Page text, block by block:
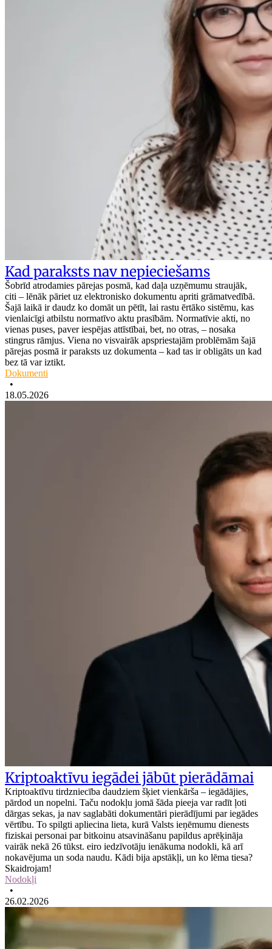
Kad paraksts nav nepieciešams
Šobrīd atrodamies pārejas posmā, kad daļa uzņēmumu straujāk,
citi – lēnāk pāriet uz elektronisko dokumentu apriti grāmatvedībā.
Šajā laikā ir daudz ko domāt un pētīt, lai rastu ērtāko sistēmu, kas
vienlaicīgi atbilstu normatīvo aktu prasībām. Normatīvie akti, no
vienas puses, paver iespējas attīstībai, bet, no otras, – nosaka
stingrus rāmjus. Viena no visvairāk apspriestajām problēmām šajā
pārejas posmā ir paraksts uz dokumenta – kad tas ir obligāts un kad
bez tā var iztikt.
Dokumenti
•
18.05.2026
Kriptoaktīvu iegādei jābūt pierādāmai
Kriptoaktīvu tirdzniecība daudziem šķiet vienkārša – iegādājies,
pārdod un nopelni. Taču nodokļu jomā šāda pieeja var radīt ļoti
dārgas sekas, ja nav saglabāti dokumentāri pierādījumi par iegādes
vērtību. To spilgti apliecina lieta, kurā Valsts ieņēmumu dienests
fiziskai personai par bitkoinu atsavināšanu papildus aprēķināja
vairāk nekā 26 tūkst. eiro iedzīvotāju ienākuma nodokli, kā arī
nokavējuma un soda naudu. Kādi bija apstākļi, un ko lēma tiesa?
Skaidrojam!
Nodokļi
•
26.02.2026